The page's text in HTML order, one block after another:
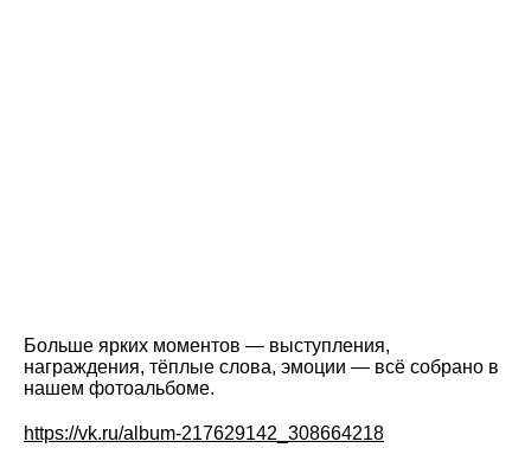
Больше ярких моментов — выступления,
награждения, тёплые слова, эмоции — всё собрано в
нашем фотоальбоме.
https://vk.ru/album-217629142_308664218